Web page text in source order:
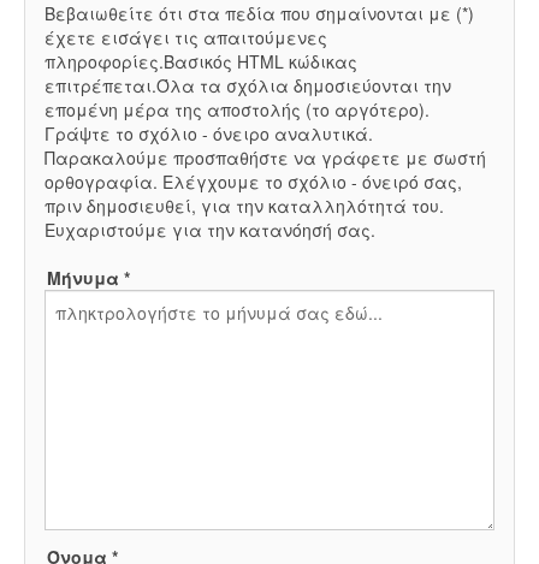
Βεβαιωθείτε ότι στα πεδία που σημαίνονται με (*)
έχετε εισάγει τις απαιτούμενες
πληροφορίες.Βασικός HTML κώδικας
επιτρέπεται.Όλα τα σχόλια δημοσιεύονται την
επομένη μέρα της αποστολής (το αργότερο).
Γράψτε το σχόλιο - όνειρο αναλυτικά.
Παρακαλούμε προσπαθήστε να γράφετε με σωστή
ορθογραφία. Ελέγχουμε το σχόλιο - όνειρό σας,
πριν δημοσιευθεί, για την καταλληλότητά του.
Ευχαριστούμε για την κατανόησή σας.
Μήνυμα *
Όνομα *